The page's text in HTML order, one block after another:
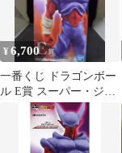
¥6,700
一番くじ ドラゴンボー
ル E賞 スーパー・ジャ
ネンバ フィギュア